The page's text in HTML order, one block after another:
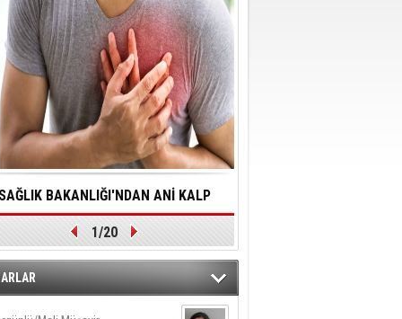
VERİLDİ
VELİ AĞBABA
ÇERÇEVE YASA
SAĞLIK BAKANLIĞI'NDAN ANİ KALP
DURMALARINA HIZLI MÜDAHALE
YÖNELİK ÖNLENMESİ İÇİN
1/20